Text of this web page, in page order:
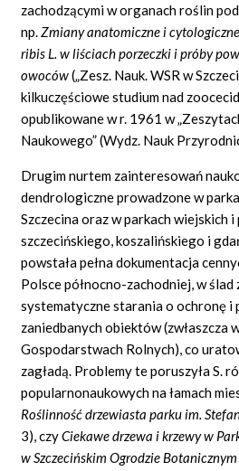
zachodzącymi w organach roślin
np.Zmiany anatomiczne i
ribis L. w liściach porzeczki i próby
owoców(„Zesz. Nauk. WSR w
kilkuczęściowe studium nad
opublikowane w r. 1961 w
Naukowego” (Wydz. Nauk
Drugim nurtem zainteresowań
dendrologiczne prowadzone w
Szczecina oraz w parkach wiejskich
szczecińskiego, koszalińskiego i
powstała pełna dokumentacja
Polsce północno-zachodniej, w
systematyczne starania o ochronę i
zaniedbanych obiektów (zwłaszcza
Gospodarstwach Rolnych), co
zagładą. Problemy te poruszyła S.
popularnonaukowych na łamach
Roślinność drzewiasta parku im.
3), czyCiekawe drzewa i krzewy w
w Szczecińskim Ogrodzie